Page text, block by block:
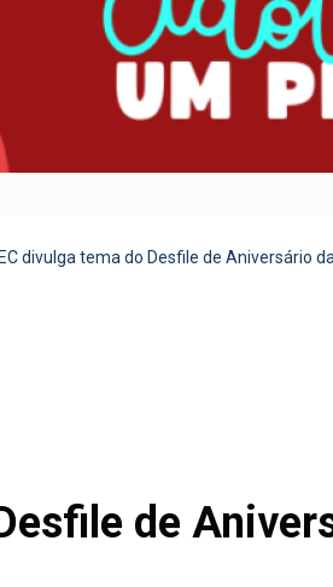
divulga tema do Desfile de Aniversário
de